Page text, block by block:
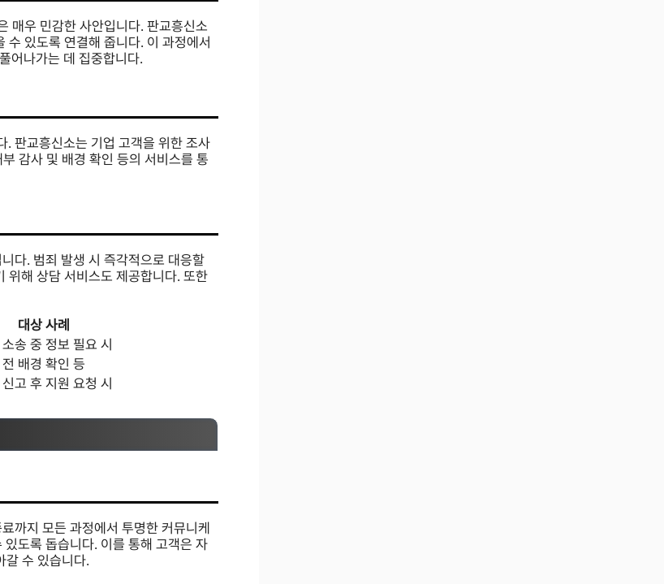
매우 민감한 사안입니다. 판교흥신소
수 있도록 연결해 줍니다. 이 과정에서
어나가는 데 집중합니다.
. 판교흥신소는 기업 고객을 위한 조사
감사 및 배경 확인 등의 서비스를 통
다. 범죄 발생 시 즉각적으로 대응할
위해 상담 서비스도 제공합니다. 또한
대상 사례
송 중 정보 필요 시
배경 확인 등
고 후 지원 요청 시
까지 모든 과정에서 투명한 커뮤니케
도록 돕습니다. 이를 통해 고객은 자
갈 수 있습니다.